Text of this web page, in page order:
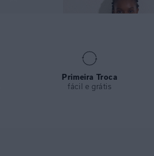
Primeira Troca
fácil e grátis